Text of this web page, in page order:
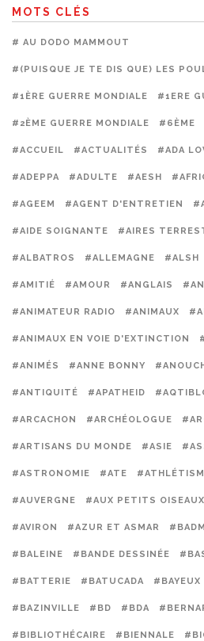
MOTS CLÉS
# AU DODO MAMMOUT
#(PUISQUE JE TE DIS QUE) LES
#1ÈRE GUERRE MONDIALE #1ERE
#2ÈME GUERRE MONDIALE #6ÈME
#ACCUEIL #ACTUALITÉS #ADA
#ADEPPA #ADULTE #AESH
#AGEEM #AGENT D'ENTRETIEN
#AIDE SOIGNANTE #AIRES
#ALBATROS #ALLEMAGNE #ALSH
#AMITIÉ #AMOUR #ANGLAIS
#ANIMATEUR RADIO #ANIMAUX
#ANIMAUX EN VOIE D'EXTINCTION
#ANIMÉS #ANNE BONNY
#ANTIQUITÉ #APATHEID
#ARCACHON #ARCHÉOLOGUE
#ARTISANS DU MONDE #ASIE
#ASTRONOMIE #ATE
#AUVERGNE #AUX PETITS OISEAUX
#AVIRON #AZUR ET ASMAR
#BALEINE #BANDE DESSINÉE
#BATTERIE #BATUCADA #BAYEUX
#BAZINVILLE #BD #BDA
#BIBLIOTHÉCAIRE #BIENNALE